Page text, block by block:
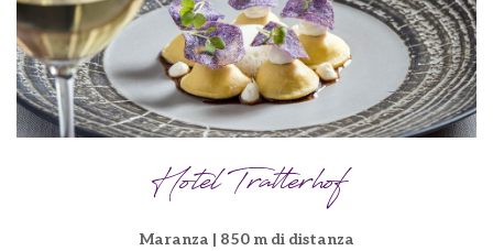
Hotel Tratterhof
Maranza | 850 m di distanza